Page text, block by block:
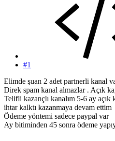
#1
Elimde şuan 2 adet partnerli kanal
Direk spam kanal almazlar . Açık
Telifli kazançlı kanalım 5-6 ay açık
ihtar kalktı kazanmaya devam ettim
Ödeme yöntemi sadece paypal var
Ay bitiminden 45 sonra ödeme